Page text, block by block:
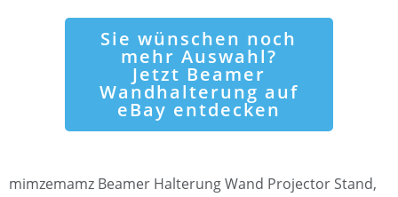
Sie wünschen noch
mehr Auswahl?
Jetzt Beamer
Wandhalterung auf
eBay entdecken
mimzemamz Beamer Halterung Wand Projector Stand,